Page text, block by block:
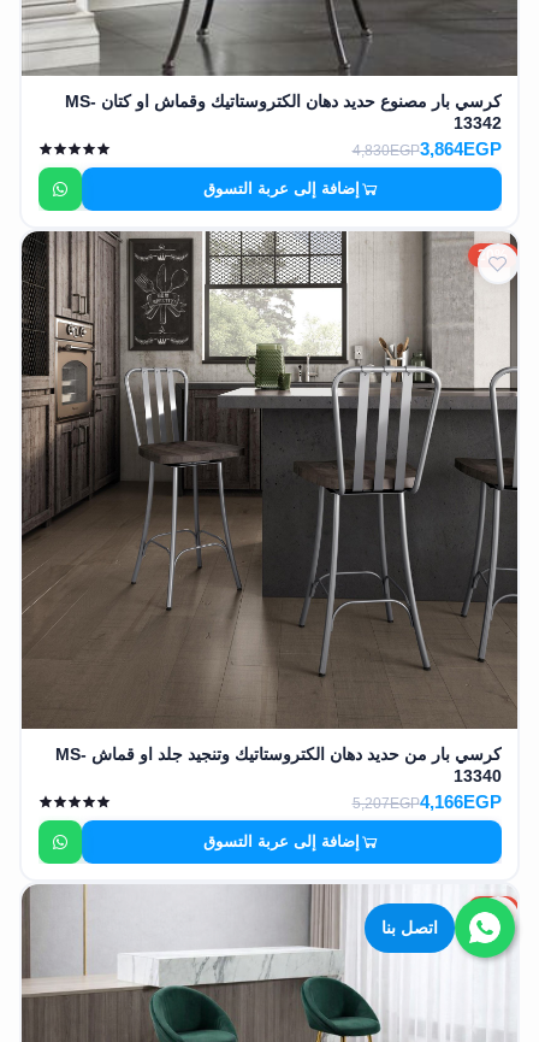
اتصل بنا
كرسي بار مصنوع حديد دهان الكتروستاتيك وقماش او كتان MS-
13342
3,864EGP
4,830EGP
إضافة إلى عربة التسوق
20%
كرسي بار من حديد دهان الكتروستاتيك وتنجيد جلد او قماش MS-
13340
4,166EGP
5,207EGP
إضافة إلى عربة التسوق
20%